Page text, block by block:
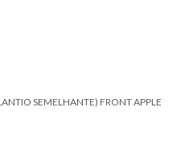
SEMELHANTE) FRONT APPLE